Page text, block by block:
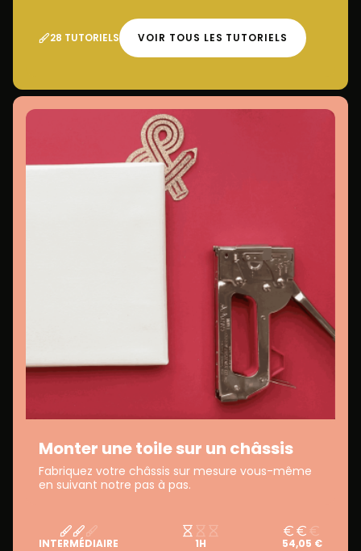
28 TUTORIELS VOIR TOUS LES TUTORIELS
Monter une toile sur un châssis
Fabriquez votre châssis sur mesure vous-même
en suivant notre pas à pas.
INTERMÉDIAIRE 1H 54,05 €